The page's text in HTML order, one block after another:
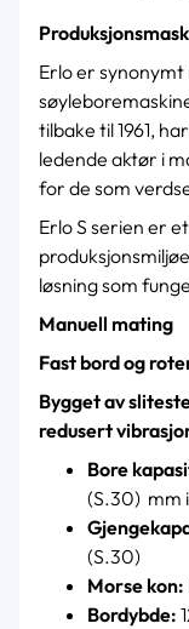
Erlo er
tilbake til 1961,
ledende aktør i
for de som
Erlo S serien er
løsning som
Manuell mating
Fast bord og
Bygget av
redusert
Bore
(S.30) mm
(S.30)
Morse kon:
Bordybde: